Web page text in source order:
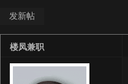
发新帖
楼凤兼职